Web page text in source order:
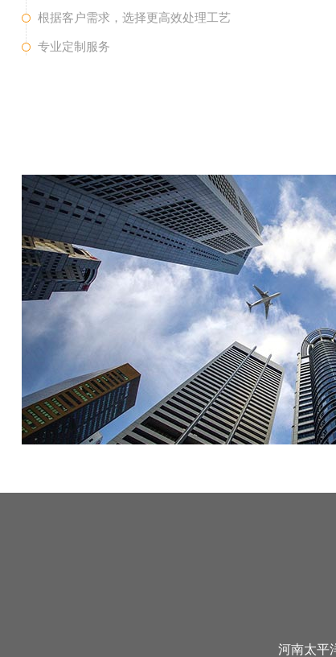
根据客户需求，选择更高效处理工艺
专业定制服务
河南太平